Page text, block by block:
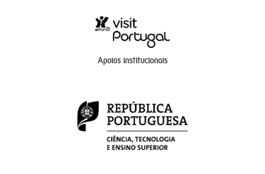
Apoios institucionais